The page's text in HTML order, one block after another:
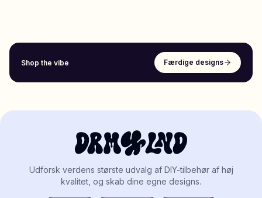
Shop the vibe Færdige designs
Udforsk verdens største udvalg af DIY-tilbehør af høj
kvalitet, og skab dine egne designs.